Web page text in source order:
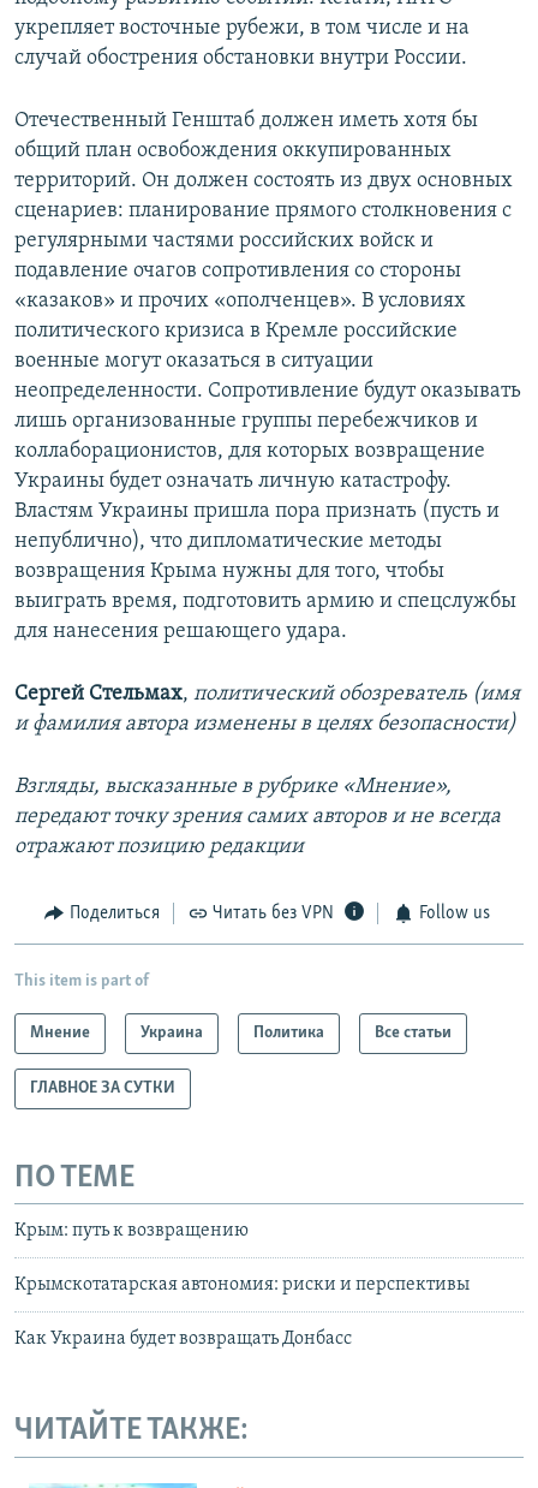
укрепляет восточные рубежи, в том числе и на
случай обострения обстановки внутри России.
Отечественный Генштаб должен иметь хотя бы
общий план освобождения оккупированных
территорий. Он должен состоять из двух основных
сценариев: планирование прямого столкновения с
регулярными частями российских войск и
подавление очагов сопротивления со стороны
«казаков» и прочих «ополченцев». В условиях
политического кризиса в Кремле российские
военные могут оказаться в ситуации
неопределенности. Сопротивление будут оказывать
лишь организованные группы перебежчиков и
коллаборационистов, для которых возвращение
Украины будет означать личную катастрофу.
Властям Украины пришла пора признать (пусть и
непублично), что дипломатические методы
возвращения Крыма нужны для того, чтобы
выиграть время, подготовить армию и спецслужбы
для нанесения решающего удара.
Сергей Стельмах, политический обозреватель (имя
и фамилия автора изменены в целях безопасности)
Взгляды, высказанные в рубрике «Мнение»,
передают точку зрения самих авторов и не всегда
отражают позицию редакции
Поделиться Читать без VPN Follow us
This item is part of
Мнение Украина Политика Все статьи
ГЛАВНОЕ ЗА СУТКИ
ПО ТЕМЕ
Крым: путь к возвращению
Крымскотатарская автономия: риски и перспективы
Как Украина будет возвращать Донбасс
ЧИТАЙТЕ ТАКЖЕ: